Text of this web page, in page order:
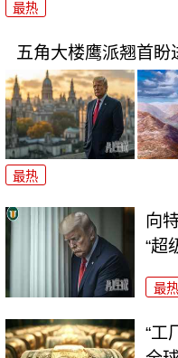
最热
五角大楼鹰派翘首盼
最热
向
“超
最热
“工